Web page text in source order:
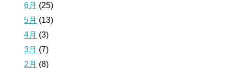
6月 (25)
5月 (13)
4月 (3)
3月 (7)
2月 (8)